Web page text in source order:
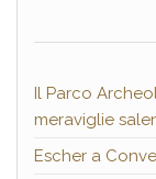
Il Parco
meraviglie
Escher a